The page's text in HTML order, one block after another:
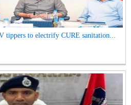
tippers to electrify CURE sanitation...